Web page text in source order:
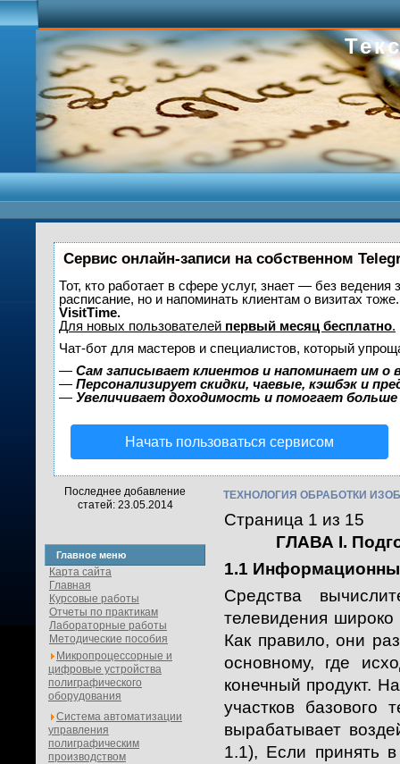
Сервис онлайн-записи на собственном
Тот, кто работает в сфере услуг, знает — без
расписание, но и напоминать клиентам о визитах
VisitTime.
Для новых пользователей первый месяц бесплатно.
Чат-бот для мастеров и специалистов, который
— Сам записывает клиентов и напоминает им о
— Персонализирует скидки, чаевые, кэшбэк и
— Увеличивает доходимость и помогает
Начать пользоваться сервисом
Последнее добавление
статей: 23.05.2014
Главное меню
Карта сайта
Главная
Курсовые работы
Отчеты по практикам
Лабораторные работы
Методические пособия
Микропроцессорные и
цифровые устройства
полиграфического
оборудования
Система автоматизации
управления
полиграфическим
производством
ТЕХНОЛОГИЯ ОБРАБОТКИ
Страница 1 из 15
ГЛАВА I.
1.1
Средства
телевидения широко
Как правило, они
основному, где
конечный продукт.
участков базового
вырабатывает
1.1), Если принять